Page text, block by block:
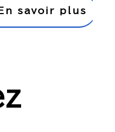
savoir plus